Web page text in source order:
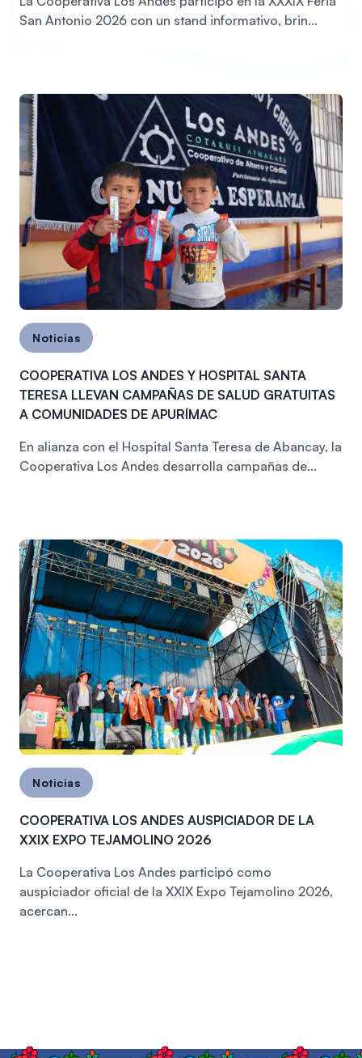
San Antonio 2026 con un stand informativo, brin...
Noticias
COOPERATIVA LOS ANDES Y HOSPITAL SANTA
TERESA LLEVAN CAMPAÑAS DE SALUD GRATUITAS
A COMUNIDADES DE APURÍMAC
En alianza con el Hospital Santa Teresa de Abancay, la
Cooperativa Los Andes desarrolla campañas de...
Noticias
COOPERATIVA LOS ANDES AUSPICIADOR DE LA
XXIX EXPO TEJAMOLINO 2026
La Cooperativa Los Andes participó como
auspiciador oficial de la XXIX Expo Tejamolino 2026,
acercan...